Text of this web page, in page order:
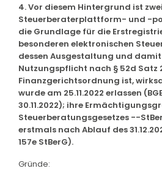
4. Vor diesem Hintergrund ist
Steuerberaterplattform- und -
die Grundlage für die
besonderen elektronischen
dessen Ausgestaltung und
Nutzungspflicht nach § 52d Satz
Finanzgerichtsordnung ist,
wurde am 25.11.2022 erlassen
30.11.2022); ihre
Steuerberatungsgesetzes --
erstmals nach Ablauf des
157e StBerG).
Gründe: